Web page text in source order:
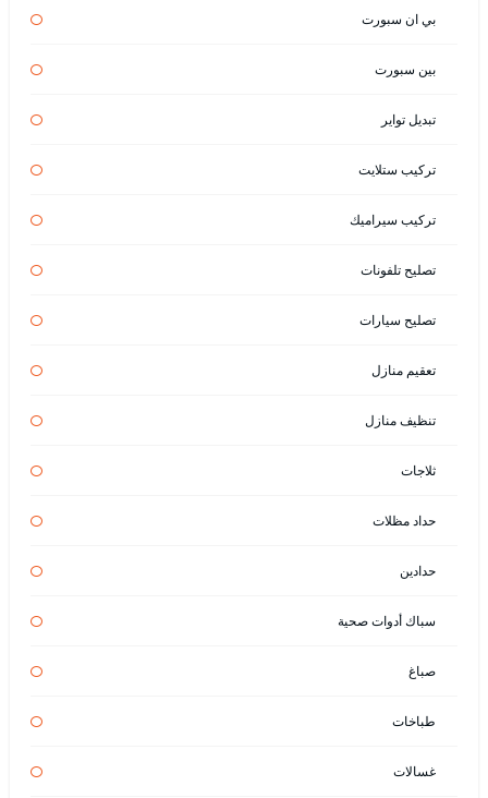
بي ان سبورت
بين سبورت
تبديل تواير
تركيب ستلايت
تركيب سيراميك
تصليح تلفونات
تصليح سيارات
تعقيم منازل
تنظيف منازل
ثلاجات
حداد مظلات
حدادين
سباك أدوات صحية
صباغ
طباخات
غسالات